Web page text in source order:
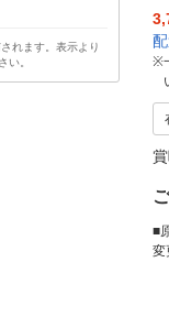
れます。表示より
い。
※
■
変